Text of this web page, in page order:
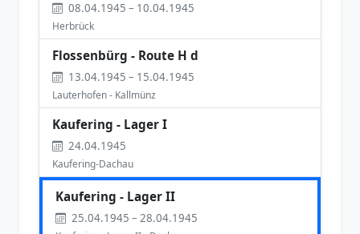
08.04.1945 – 10.04.1945
Herbrück
Flossenbürg - Route H d
13.04.1945 – 15.04.1945
Lauterhofen - Kallmünz
Kaufering - Lager I
24.04.1945
Kaufering-Dachau
Kaufering - Lager II
25.04.1945 – 28.04.1945